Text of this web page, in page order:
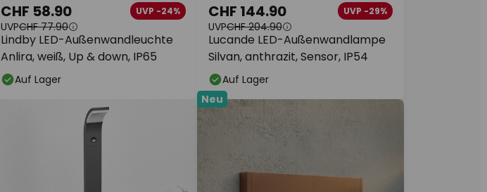
Lindby LED-Außenwandleuchte
Anlira, weiß, Up & down, IP65
CHF 58.90 UVP -24%
UVPCHF 77.90
Auf Lager
Lucande LED-Außenwandlampe
Silvan, anthrazit, Sensor, IP54
CHF 144.90 UVP -29%
UVPCHF 204.90
Auf Lager
Neu